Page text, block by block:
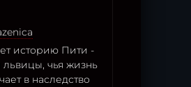
историю Пити -
львицы, чья жизнь
в наследство